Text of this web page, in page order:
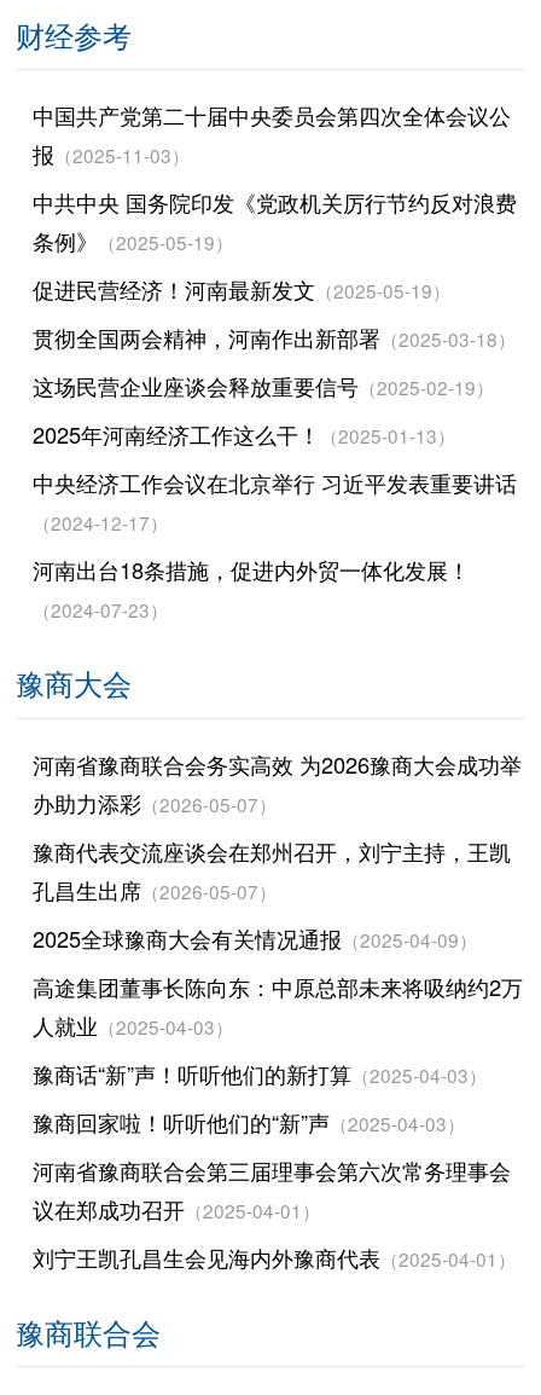
财经参考
中国共产党第二十届中央委员会第四次全体会议公
报 （2025-11-03）
中共中央 国务院印发《党政机关厉行节约反对浪费
条例》
（2025-05-19）
促进民营经济！河南最新发文 （2025-05-19）
贯彻全国两会精神，河南作出新部署（2025-03-18）
这场民营企业座谈会释放重要信号（2025-02-19）
2025年河南经济工作这么干！ （2025-01-13）
中央经济工作会议在北京举行 习近平发表重要讲话
（2024-12-17）
河南出台18条措施，促进内外贸一体化发展！
（2024-07-23）
豫商大会
河南省豫商联合会务实高效 为2026豫商大会成功举
办助力添彩（2026-05-07）
豫商代表交流座谈会在郑州召开，刘宁主持，王凯
孔昌生出席（2026-05-07）
2025全球豫商大会有关情况通报 （2025-04-09）
高途集团董事长陈向东：中原总部未来将吸纳约2万
人就业 （2025-04-03）
豫商话“新”声！听听他们的新打算（2025-04-03）
豫商回家啦！听听他们的“新”声（2025-04-03）
河南省豫商联合会第三届理事会第六次常务理事会
议在郑成功召开（2025-04-01）
刘宁王凯孔昌生会见海内外豫商代表 （2025-04-01）
豫商联合会